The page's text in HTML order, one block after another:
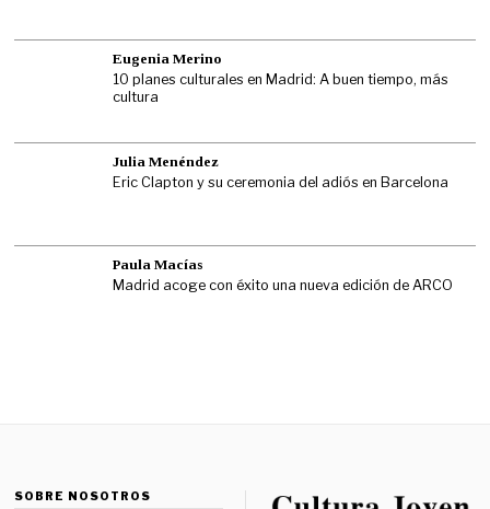
Eugenia Merino
10 planes culturales en Madrid: A buen tiempo, más
cultura
Julia Menéndez
Eric Clapton y su ceremonia del adiós en Barcelona
Paula Macías
Madrid acoge con éxito una nueva edición de ARCO
SOBRE NOSOTROS